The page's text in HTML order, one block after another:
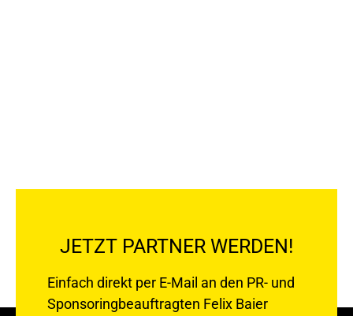
JETZT PARTNER WERDEN!
Einfach direkt per E-Mail an den PR- und
Sponsoringbeauftragten Felix Baier